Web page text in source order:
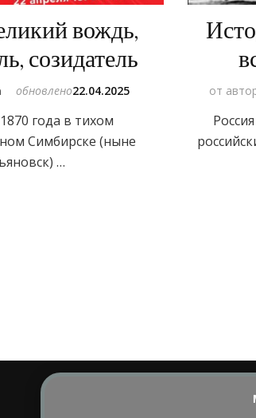
вождь,
созидатель
обновлено22.04.2025
года в тихом
Симбирске (ныне
…
от